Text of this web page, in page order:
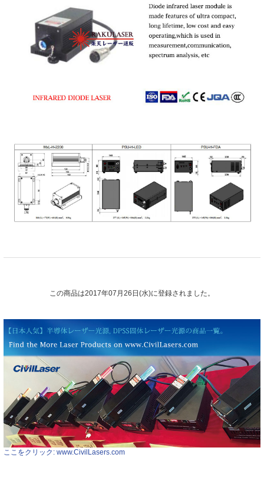
この商品は2017年07月26日(水)に登録されました。
ここをクリック: www.CivilLasers.com